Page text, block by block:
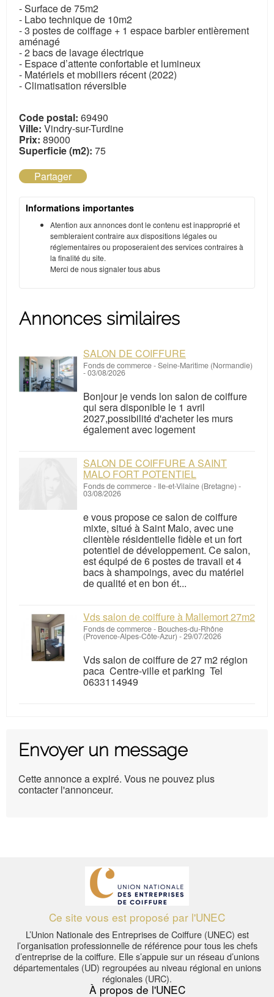
- Surface de 75m2
- Labo technique de 10m2
- 3 postes de coiffage + 1 espace barbier entièrement
aménagé
- 2 bacs de lavage électrique
- Espace d’attente confortable et lumineux
- Matériels et mobiliers récent (2022)
- Climatisation réversible
Code postal: 69490
Ville: Vindry-sur-Turdine
Prix: 89000
Superficie (m2): 75
Partager
Informations importantes
Atention aux annonces dont le contenu est inapproprié et
sembleraient contraire aux dispositions légales ou
réglementaires ou proposeraient des services contraires à
la finalité du site.
Merci de nous signaler tous abus
Annonces similaires
SALON DE COIFFURE
Fonds de commerce-Seine-Maritime (Normandie)
-03/08/2026
Bonjour je vends lon salon de coiffure
qui sera disponible le 1 avril
2027,possibilité d'acheter les murs
également avec logement
SALON DE COIFFURE A SAINT
MALO FORT POTENTIEL
Fonds de commerce- Ile-et-Vilaine (Bretagne) -
03/08/2026
e vous propose ce salon de coiffure
mixte, situé à Saint Malo, avec une
clientèle résidentielle fidèle et un fort
potentiel de développement. Ce salon,
est équipé de 6 postes de travail et 4
bacs à shampoings, avec du matériel
de qualité et en bon ét...
Vds salon de coiffure à Mallemort 27m2
Fonds de commerce- Bouches-du-Rhône
(Provence-Alpes-Côte-Azur) -29/07/2026
Vds salon de coiffure de 27 m2 région
paca Centre-ville et parking Tel
0633114949
Envoyer un message
Cette annonce a expiré. Vous ne pouvez plus
contacter l'annonceur.
Ce site vous est proposé par l'UNEC
L’Union Nationale des Entreprises de Coiffure (UNEC) est
l’organisation professionnelle de référence pour tous les chefs
d’entreprise de la coiffure. Elle s’appuie sur un réseau d’unions
départementales (UD) regroupées au niveau régional en unions
régionales (URC).
À propos de l'UNEC